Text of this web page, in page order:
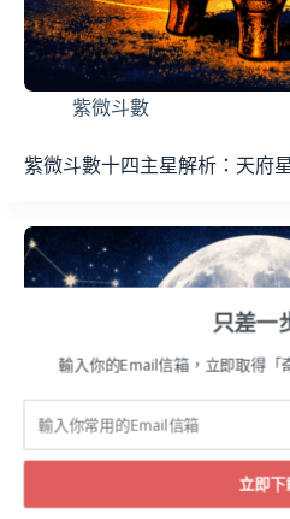
紫微斗數
紫微斗數十四主星解析：天府
只差一
輸入你的Email信箱，立即取得「
立即下